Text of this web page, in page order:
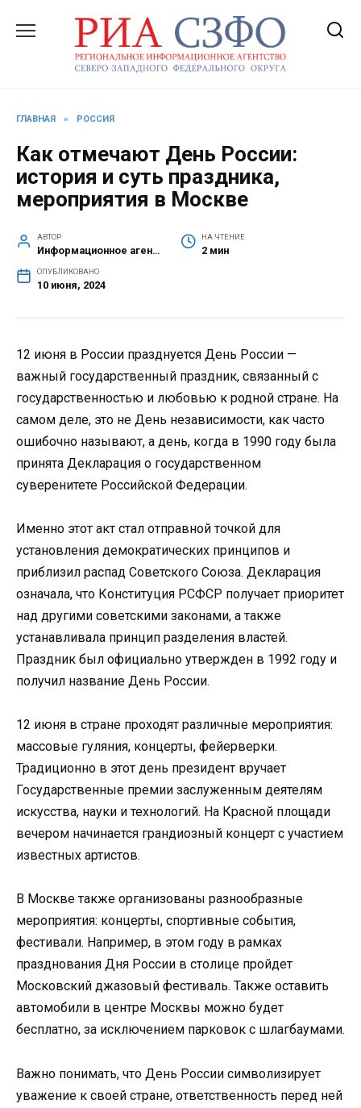
содержанию
ГЛАВНАЯ » РОССИЯ
Как отмечают День России:
история и суть праздника,
мероприятия в Москве
АВТОР
Информационное агентство СЗФО
НА ЧТЕНИЕ
2 мин
ОПУБЛИКОВАНО
10 июня, 2024
12 июня в России празднуется День России —
важный государственный праздник, связанный с
государственностью и любовью к родной стране. На
самом деле, это не День независимости, как часто
ошибочно называют, а день, когда в 1990 году была
принята Декларация о государственном
суверенитете Российской Федерации.
Именно этот акт стал отправной точкой для
установления демократических принципов и
приблизил распад Советского Союза. Декларация
означала, что Конституция РСФСР получает приоритет
над другими советскими законами, а также
устанавливала принцип разделения властей.
Праздник был официально утвержден в 1992 году и
получил название День России.
12 июня в стране проходят различные мероприятия:
массовые гуляния, концерты, фейерверки.
Традиционно в этот день президент вручает
Государственные премии заслуженным деятелям
искусства, науки и технологий. На Красной площади
вечером начинается грандиозный концерт с участием
известных артистов.
В Москве также организованы разнообразные
мероприятия: концерты, спортивные события,
фестивали. Например, в этом году в рамках
празднования Дня России в столице пройдет
Московский джазовый фестиваль. Также оставить
автомобили в центре Москвы можно будет
бесплатно, за исключением парковок с шлагбаумами.
Важно понимать, что День России символизирует
уважение к своей стране, ответственность перед ней